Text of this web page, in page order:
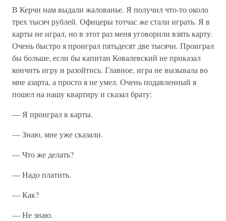
В Керчи нам выдали жалованье. Я получил что-то около
трех тысяч рублей. Офицеры тотчас же стали играть. Я в
карты не играл, но в этот раз меня уговорили взять карту.
Очень быстро я проиграл пятьдесят две тысячи. Проиграл
бы больше, если бы капитан Ковалевский не приказал
кончить игру и разойтись. Главное, игра не вызывала во
мне азарта, а просто я не умел. Очень подавленный я
пошел на нашу квартиру и сказал брату:
— Я проиграл в карты.
— Знаю, мне уже сказали.
— Что же делать?
— Надо платить.
— Как?
— Не знаю.